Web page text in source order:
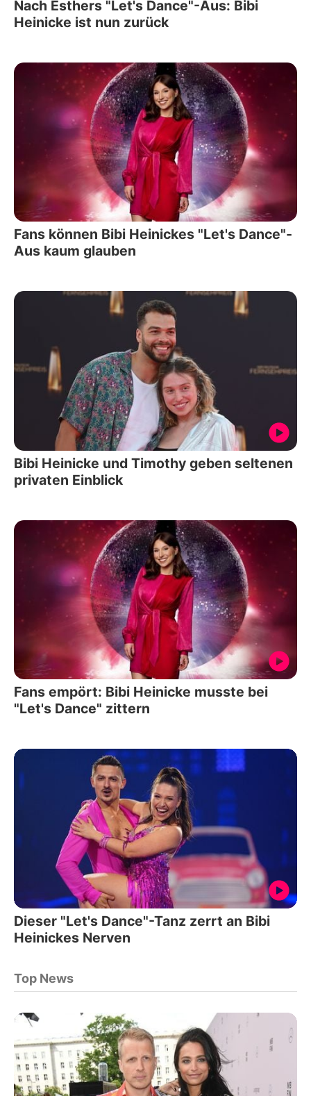
Nach Esthers "Let's Dance"-Aus: Bibi
Heinicke ist nun zurück
Fans können Bibi Heinickes "Let's Dance"-
Aus kaum glauben
Bibi Heinicke und Timothy geben seltenen
privaten Einblick
Fans empört: Bibi Heinicke musste bei
"Let's Dance" zittern
Dieser "Let's Dance"-Tanz zerrt an Bibi
Heinickes Nerven
Top News